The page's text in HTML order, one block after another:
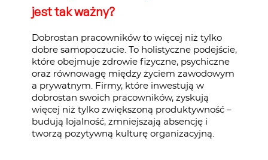
jest tak ważny?
Dobrostan pracowników to więcej niż tylko
dobre samopoczucie. To holistyczne podejście,
które obejmuje zdrowie fizyczne, psychiczne
oraz równowagę między życiem zawodowym
a prywatnym. Firmy, które inwestują w
dobrostan swoich pracowników, zyskują
więcej niż tylko zwiększoną produktywność –
budują lojalność, zmniejszają absencję i
tworzą pozytywną kulturę organizacyjną.